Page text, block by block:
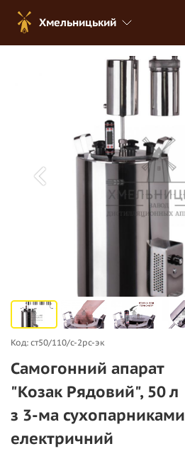
Хмельницький
Код: ст50/110/c-2рс-эк
Самогонний апарат
"Козак Рядовий", 50 л
з 3-ма сухопарниками
електричний